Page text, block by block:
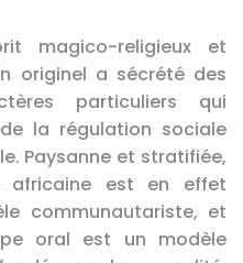
magico-religieux et
originel a sécrété des
particuliers qui
la régulation sociale
Paysanne et stratifiée,
africaine est en effet
communautariste, et
oral est un modèle